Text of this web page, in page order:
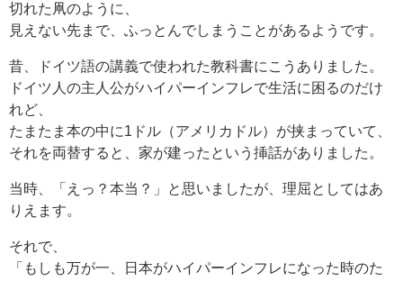
切れた凧のように、
見えない先まで、ふっとんでしまうことがあるようです。
昔、ドイツ語の講義で使われた教科書にこうありました。
ドイツ人の主人公がハイパーインフレで生活に困るのだけ
れど、
たまたま本の中に1ドル（アメリカドル）が挟まっていて、
それを両替すると、家が建ったという挿話がありました。
当時、「えっ？本当？」と思いましたが、理屈としてはあ
りえます。
それで、
「もしも万が一、日本がハイパーインフレになった時のた